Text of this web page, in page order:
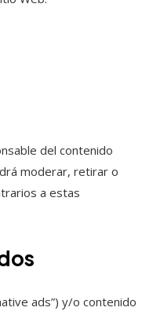
del contenido
moderar, retirar o
a estas
ads”) y/o contenido